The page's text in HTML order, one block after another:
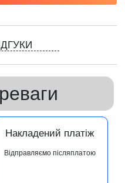
Накладений платіж
Відправляємо післяплатою